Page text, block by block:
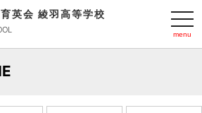
t
o
g
g
英会 綾羽高等学校